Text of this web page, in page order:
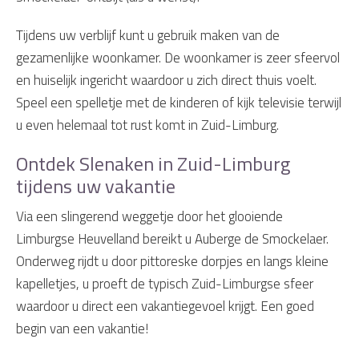
Tijdens uw verblijf kunt u gebruik maken van de
gezamenlijke woonkamer. De woonkamer is zeer sfeervol
en huiselijk ingericht waardoor u zich direct thuis voelt.
Speel een spelletje met de kinderen of kijk televisie terwijl
u even helemaal tot rust komt in Zuid-Limburg.
Ontdek Slenaken in Zuid-Limburg
tijdens uw vakantie
Via een slingerend weggetje door het glooiende
Limburgse Heuvelland bereikt u Auberge de Smockelaer.
Onderweg rijdt u door pittoreske dorpjes en langs kleine
kapelletjes, u proeft de typisch Zuid-Limburgse sfeer
waardoor u direct een vakantiegevoel krijgt. Een goed
begin van een vakantie!